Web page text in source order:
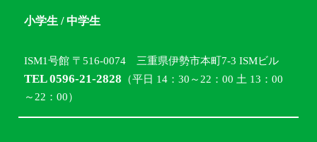
小学生 / 中学生
ISM1号館 〒516-0074 三重県伊勢市本町7-3 ISMビル
TEL 0596-21-2828 （平日 14：30～22：00 土 13：00
～22：00）